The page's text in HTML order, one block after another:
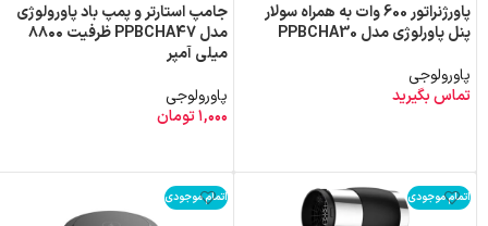
پاورژنراتور 600 وات به همراه سولار
پنل پاورلوژی مدل PPBCHA30
پاورولوجی
تماس بگیرید
جامپ استارتر و پمپ باد پاورولوژی
مدل PPBCHA47 ظرفیت ۸۸۰۰
میلی آمپر
پاورولوجی
۱,۰۰۰تومان
اتمام موجودی اتمام موجودی